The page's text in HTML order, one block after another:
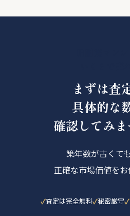
まずは査
具体的な
確認してみま
築年数が古くて
正確な市場価値をお
査定は完全無料 秘密厳守